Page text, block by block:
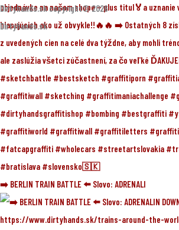
➡️ BERLIN TRAIN BATTLE ⬅️ Slovo: ADRENALI
Dirtyhands.sk copyright© 2026
Dirtyhands.sk